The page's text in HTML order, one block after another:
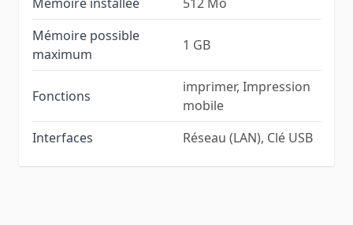
Mémoire possible
maximum
1 GB
Fonctions
imprimer, Impression
mobile
Interfaces
Réseau (LAN), Clé USB